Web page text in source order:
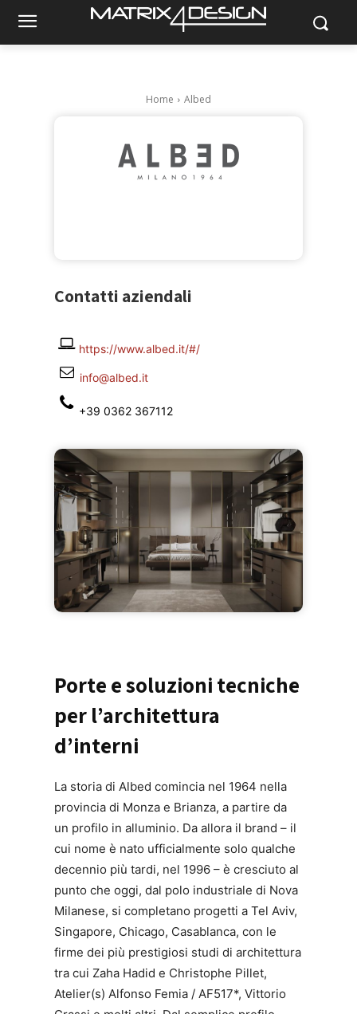
Home Albed
Contatti aziendali
https://www.albed.it/#/
info@albed.it
+39 0362 367112
Porte e soluzioni tecniche
per l’architettura
d’interni
La storia di Albed comincia nel 1964 nella
provincia di Monza e Brianza, a partire da
un profilo in alluminio. Da allora il brand – il
cui nome è nato ufficialmente solo qualche
decennio più tardi, nel 1996 – è cresciuto al
punto che oggi, dal polo industriale di Nova
Milanese, si completano progetti a Tel Aviv,
Singapore, Chicago, Casablanca, con le
firme dei più prestigiosi studi di architettura
tra cui Zaha Hadid e Christophe Pillet,
Atelier(s) Alfonso Femia / AF517*, Vittorio